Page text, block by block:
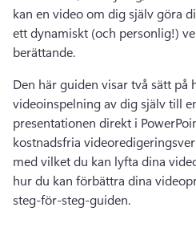
kan en video om dig själv göra
ett dynamiskt (och personlig!)
berättande.
Den här guiden visar två sätt på
videoinspelning av dig själv till
presentationen direkt i
kostnadsfria
med vilket du kan lyfta dina
hur du kan förbättra dina
steg-för-steg-guiden.